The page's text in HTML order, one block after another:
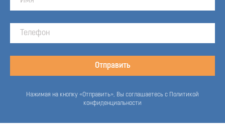
Отправить
Нажимая на кнопку «Отправить», Вы соглашаетесь с Политикой
конфиденциальности